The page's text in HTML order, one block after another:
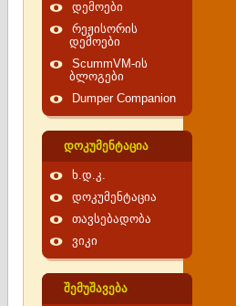
დემოები
რეჟისორის
დემოები
ScummVM-ის
ბლოგები
Dumper Companion
დოკუმენტაცია
ხ.დ.კ.
დოკუმენტაცია
თავსებადობა
ვიკი
შემუშავება